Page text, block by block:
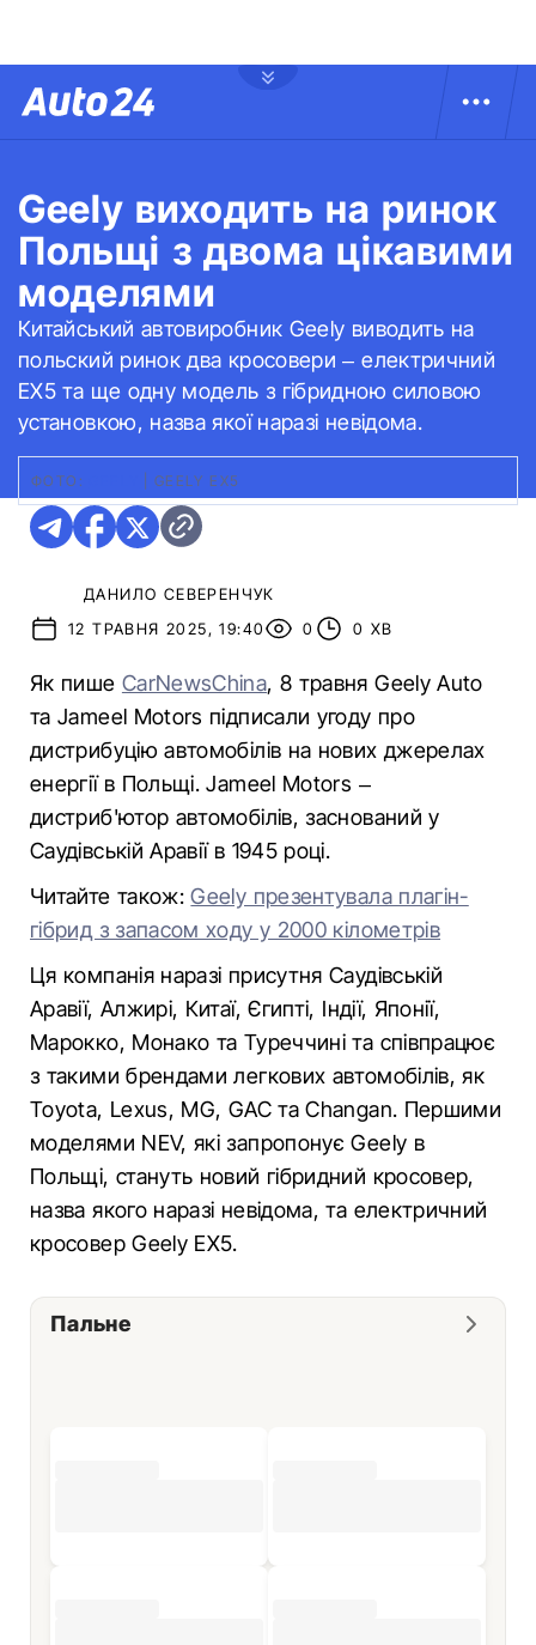
Geely виходить на ринок
Польщі з двома цікавими
моделями
Китайський автовиробник Geely виводить на
польский ринок два кросовери – електричний
EX5 та ще одну модель з гібридною силовою
установкою, назва якої наразі невідома.
ФОТО: GEELY EX5
ДАНИЛО СЕВЕРЕНЧУК
12 ТРАВНЯ 2025, 19:40
0 0 ХВ
Як пише CarNewsChina, 8 травня Geely Auto
та Jameel Motors підписали угоду про
дистрибуцію автомобілів на нових джерелах
енергії в Польщі. Jameel Motors –
дистриб'ютор автомобілів, заснований у
Саудівській Аравії в 1945 році.
Читайте також:Geely презентувала плагін-
гібрид з запасом ходу у 2000 кілометрів
Ця компанія наразі присутня Саудівській
Аравії, Алжирі, Китаї, Єгипті, Індії, Японії,
Марокко, Монако та Туреччині та співпрацює
з такими брендами легкових автомобілів, як
Toyota, Lexus, MG, GAC та Changan. Першими
моделями NEV, які запропонує Geely в
Польщі, стануть новий гібридний кросовер,
назва якого наразі невідома, та електричний
кросовер Geely EX5.
Пальне